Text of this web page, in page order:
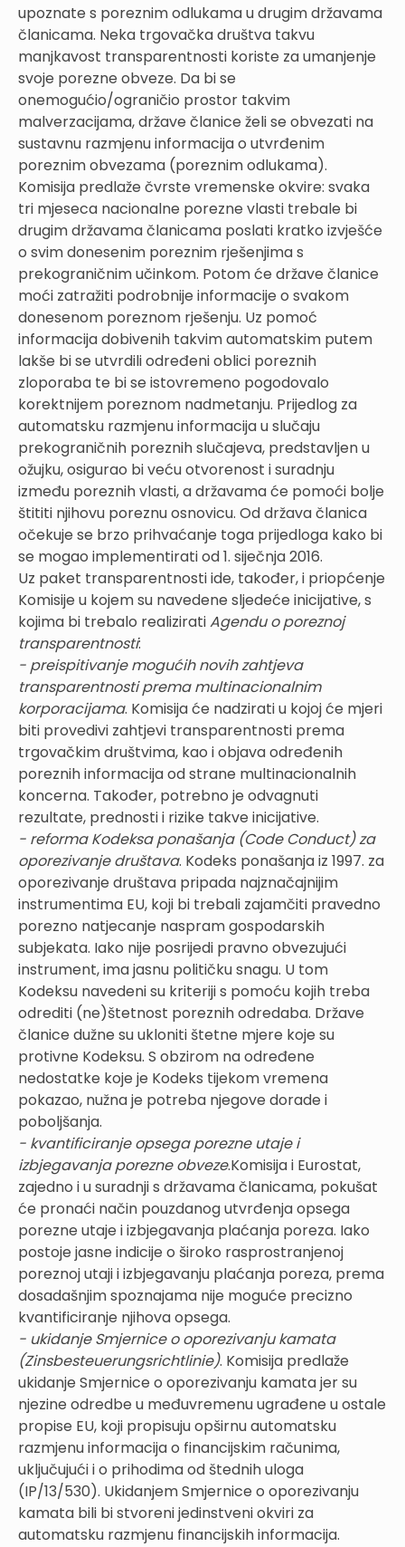
upoznate s poreznim odlukama u drugim državama
članicama. Neka trgovačka društva takvu
manjkavost transparentnosti koriste za umanjenje
svoje porezne obveze. Da bi se
onemogućio/ograničio prostor takvim
malverzacijama, države članice želi se obvezati na
sustavnu razmjenu informacija o utvrđenim
poreznim obvezama (poreznim odlukama).
Komisija predlaže čvrste vremenske okvire: svaka
tri mjeseca nacionalne porezne vlasti trebale bi
drugim državama članicama poslati kratko izvješće
o svim donesenim poreznim rješenjima s
prekograničnim učinkom. Potom će države članice
moći zatražiti podrobnije informacije o svakom
donesenom poreznom rješenju. Uz pomoć
informacija dobivenih takvim automatskim putem
lakše bi se utvrdili određeni oblici poreznih
zloporaba te bi se istovremeno pogodovalo
korektnijem poreznom nadmetanju. Prijedlog za
automatsku razmjenu informacija u slučaju
prekograničnih poreznih slučajeva, predstavljen u
ožujku, osigurao bi veću otvorenost i suradnju
između poreznih vlasti, a državama će pomoći bolje
štititi njihovu poreznu osnovicu. Od država članica
očekuje se brzo prihvaćanje toga prijedloga kako bi
se mogao implementirati od 1. siječnja 2016.
Uz paket transparentnosti ide, također, i priopćenje
Komisije u kojem su navedene sljedeće inicijative, s
kojima bi trebalo realiziratiAgendu o poreznoj
transparentnosti:
- preispitivanje mogućih novih zahtjeva
transparentnosti prema multinacionalnim
korporacijama. Komisija će nadzirati u kojoj će mjeri
biti provedivi zahtjevi transparentnosti prema
trgovačkim društvima, kao i objava određenih
poreznih informacija od strane multinacionalnih
koncerna. Također, potrebno je odvagnuti
rezultate, prednosti i rizike takve inicijative.
- reforma Kodeksa ponašanja (Code Conduct) za
oporezivanje društava. Kodeks ponašanja iz 1997. za
oporezivanje društava pripada najznačajnijim
instrumentima EU, koji bi trebali zajamčiti pravedno
porezno natjecanje naspram gospodarskih
subjekata. Iako nije posrijedi pravno obvezujući
instrument, ima jasnu političku snagu. U tom
Kodeksu navedeni su kriteriji s pomoću kojih treba
odrediti (ne)štetnost poreznih odredaba. Države
članice dužne su ukloniti štetne mjere koje su
protivne Kodeksu. S obzirom na određene
nedostatke koje je Kodeks tijekom vremena
pokazao, nužna je potreba njegove dorade i
poboljšanja.
- kvantificiranje opsega porezne utaje i
izbjegavanja porezne obveze.Komisija i Eurostat,
zajedno i u suradnji s državama članicama, pokušat
će pronaći način pouzdanog utvrđenja opsega
porezne utaje i izbjegavanja plaćanja poreza. Iako
postoje jasne indicije o široko rasprostranjenoj
poreznoj utaji i izbjegavanju plaćanja poreza, prema
dosadašnjim spoznajama nije moguće precizno
kvantificiranje njihova opsega.
- ukidanje Smjernice o oporezivanju kamata
(Zinsbesteuerungsrichtlinie). Komisija predlaže
ukidanje Smjernice o oporezivanju kamata jer su
njezine odredbe u međuvremenu ugrađene u ostale
propise EU, koji propisuju opširnu automatsku
razmjenu informacija o financijskim računima,
uključujući i o prihodima od štednih uloga
(IP/13/530). Ukidanjem Smjernice o oporezivanju
kamata bili bi stvoreni jedinstveni okviri za
automatsku razmjenu financijskih informacija.